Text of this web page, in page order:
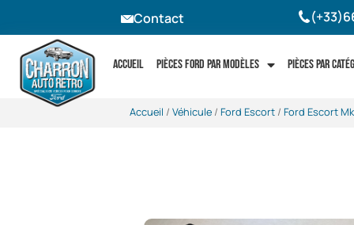
Contact
Accueil Pièces Ford par modèles Pièces par
Accueil / Véhicule/ Ford Escort/ Ford Escort